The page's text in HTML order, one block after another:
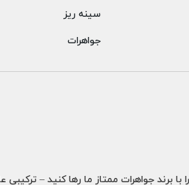
سینه ریز
جواهرات
برند جواهرات ممتاز ما رها کنید –